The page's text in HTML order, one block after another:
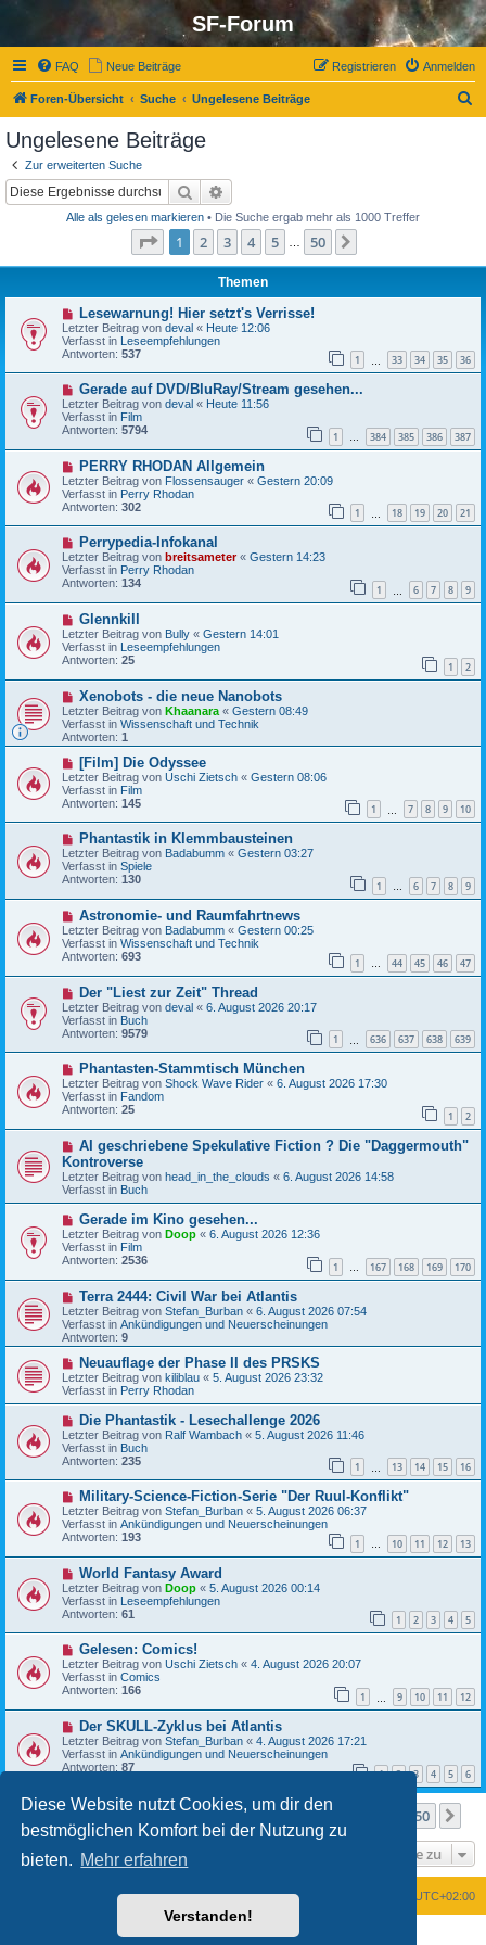
Diese Website nutzt Cookies, um dir den
bestmöglichen Komfort bei der Nutzung zu
bieten. Mehr erfahren
Verstanden!
SF-Forum
FAQ Neue Beiträge Anmelden
Registrieren
Foren-Übersicht Suche Ungelesene Beiträge
Ungelesene Beiträge
Zur erweiterten Suche
Suche
Alle als gelesen markieren • Die Suche ergab mehr als 1000 Treffer
Seite 1von 50
1 2 3 4 5 50
Themen
N
e
u
e
r
B
e
i
t
r
g
Lesewarnung! Hier setzt's Verrisse!
Letzter Beitrag von deval « Heute 12:06
Verfasst in Leseempfehlungen
Antworten: 537 1 33 34 35 36
N
e
u
e
r
B
e
i
t
r
g
Gerade auf DVD/BluRay/Stream gesehen...
Letzter Beitrag von deval « Heute 11:56
Verfasst in Film
Antworten: 5794 1 … 384 385 386 387
N
e
u
e
r
B
i
t
r
g
PERRY RHODAN Allgemein
Letzter Beitrag von Flossensauger « Gestern 20:09
Verfasst in Perry Rhodan
Antworten: 302 1 18 19 20 21
N
e
u
e
B
e
i
t
r
g
Perrypedia-Infokanal
Letzter Beitrag von breitsameter« Gestern 14:23
Verfasst in Perry Rhodan
Antworten: 134 1 6 7 8 9
N
e
u
e
r
B
e
i
t
r
a
g
Glennkill
Letzter Beitrag von Bully « Gestern 14:01
Verfasst in Leseempfehlungen
Antworten: 25 1 2
N
e
u
e
r
B
e
i
t
r
a
g
Xenobots - die neue Nanobots
Letzter Beitrag von Khaanara « Gestern 08:49
Verfasst in Wissenschaft und Technik
Antworten: 1
N
e
u
e
r
B
i
t
r
g
[Film] Die Odyssee
Letzter Beitrag von Uschi Zietsch « Gestern 08:06
Verfasst in Film
Antworten: 145 1 7 8 9 10
N
e
u
e
B
e
i
t
r
g
Phantastik in Klemmbausteinen
Letzter Beitrag von Badabumm « Gestern 03:27
Verfasst in Spiele
Antworten: 130 1 … 6 7 8 9
N
e
u
e
r
B
e
i
t
r
g
Astronomie- und Raumfahrtnews
Letzter Beitrag von Badabumm « Gestern 00:25
Verfasst in Wissenschaft und Technik
Antworten: 693 1 … 44 45 46 47
N
e
u
e
r
B
i
t
r
g
Der "Liest zur Zeit" Thread
Letzter Beitrag von deval « 6. August 2026 20:17
Verfasst in Buch
Antworten: 9579 1 636 637 638 639
N
e
u
e
B
e
i
t
r
a
Phantasten-Stammtisch München
Letzter Beitrag von Shock Wave Rider « 6. August 2026 17:30
Verfasst in Fandom
Antworten: 25 1 2
N
u
e
r
B
e
i
t
r
g
AI geschriebene Spekulative Fiction ? Die "Daggermouth"
Kontroverse
Letzter Beitrag von head_in_the_clouds « 6. August 2026 14:58
Verfasst in Buch
N
e
u
e
r
B
e
i
t
r
a
g
Gerade im Kino gesehen...
Letzter Beitrag von Doop « 6. August 2026 12:36
Verfasst in Film
Antworten: 2536 1 … 167 168 169 170
N
e
u
e
r
B
e
i
t
a
g
Terra 2444: Civil War bei Atlantis
Letzter Beitrag von Stefan_Burban « 6. August 2026 07:54
Verfasst in Ankündigungen und Neuerscheinungen
Antworten: 9
N
e
u
e
B
e
i
t
r
a
g
Neuauflage der Phase II des PRSKS
Letzter Beitrag von kiliblau « 5. August 2026 23:32
Verfasst in Perry Rhodan
N
e
u
e
r
B
i
t
r
g
Die Phantastik - Lesechallenge 2026
Letzter Beitrag von Ralf Wambach « 5. August 2026 11:46
Verfasst in Buch
Antworten: 235 1 13 14 15 16
N
e
u
e
r
B
e
i
t
r
g
Military-Science-Fiction-Serie "Der Ruul-Konflikt"
Letzter Beitrag von Stefan_Burban « 5. August 2026 06:37
Verfasst in Ankündigungen und Neuerscheinungen
Antworten: 193 1 … 10 11 12 13
N
e
u
e
r
B
e
i
t
r
g
World Fantasy Award
Letzter Beitrag von Doop « 5. August 2026 00:14
Verfasst in Leseempfehlungen
Antworten: 61 1 2 3 4 5
N
e
u
e
B
i
t
r
Gelesen: Comics!
Letzter Beitrag von Uschi Zietsch « 4. August 2026 20:07
Verfasst in Comics
Antworten: 166 1 9 10 11 12
N
e
u
e
r
e
i
t
r
g
Der SKULL-Zyklus bei Atlantis
Letzter Beitrag von Stefan_Burban « 4. August 2026 17:21
Verfasst in Ankündigungen und Neuerscheinungen
Antworten: 87 1 2 3 4 5 6
Die Suche ergab mehr als 1000 Treffer Seite 1von
1 2 3 50
Gehe zu
Foren-Übersicht UTC+02:00
Powered by
® Forum Software © phpBB Limited